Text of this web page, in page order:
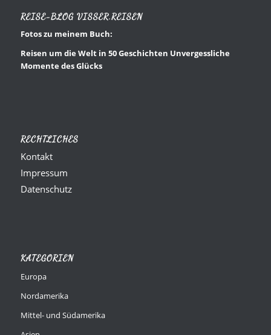
REISE-BLOG VISSER.REISEN
Fotos zu meinem Buch:
Reisen um die Welt in 50 Geschichten Unvergessliche
Momente des Glücks
RECHTLICHES
Kontakt
Impressum
Datenschutz
KATEGORIEN
Europa
Nordamerika
Mittel- und Südamerika